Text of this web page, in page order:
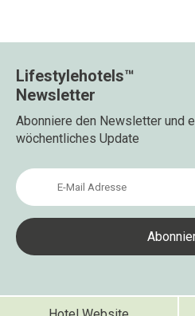
Lifestylehotels™
Newsletter
Abonniere den Newsletter und
wöchentliches Update